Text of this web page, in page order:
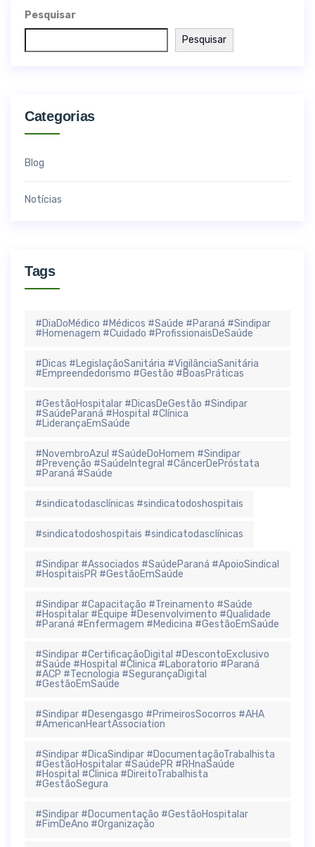
Pesquisar
Pesquisar
Categorias
Blog
Notícias
Tags
#DiaDoMédico #Médicos #Saúde #Paraná #Sindipar
#Homenagem #Cuidado #ProfissionaisDeSaúde
#Dicas #LegislaçãoSanitária #VigilânciaSanitária
#Empreendedorismo #Gestão #BoasPráticas
#GestãoHospitalar #DicasDeGestão #Sindipar
#SaúdeParaná #Hospital #Clínica
#LiderançaEmSaúde
#NovembroAzul #SaúdeDoHomem #Sindipar
#Prevenção #SaúdeIntegral #CâncerDePróstata
#Paraná #Saúde
#sindicatodasclínicas #sindicatodoshospitais
#sindicatodoshospitais #sindicatodasclínicas
#Sindipar #Associados #SaúdeParaná #ApoioSindical
#HospitaisPR #GestãoEmSaúde
#Sindipar #Capacitação #Treinamento #Saúde
#Hospitalar #Equipe #Desenvolvimento #Qualidade
#Paraná #Enfermagem #Medicina #GestãoEmSaúde
#Sindipar #CertificaçãoDigital #DescontoExclusivo
#Saúde #Hospital #Clinica #Laboratorio #Paraná
#ACP #Tecnologia #SegurançaDigital
#GestãoEmSaúde
#Sindipar #Desengasgo #PrimeirosSocorros #AHA
#AmericanHeartAssociation
#Sindipar #DicaSindipar #DocumentaçãoTrabalhista
#GestãoHospitalar #SaúdePR #RHnaSaúde
#Hospital #Clinica #DireitoTrabalhista
#GestãoSegura
#Sindipar #Documentação #GestãoHospitalar
#FimDeAno #Organização